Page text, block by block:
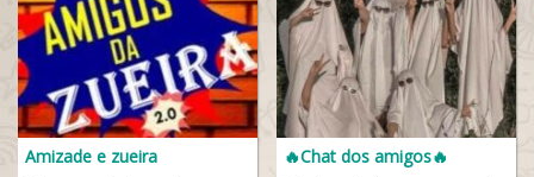
Amizade e zueira 🔥Chat dos amigos🔥